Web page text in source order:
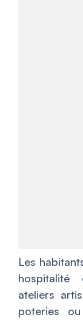
Les
hospitalité
ateliers
poteries